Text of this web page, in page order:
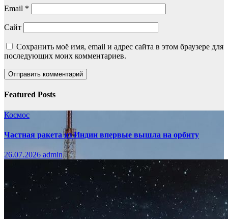
Email *
Сайт
Сохранить моё имя, email и адрес сайта в этом браузере для
последующих моих комментариев.
Featured Posts
Космос
Частная ракета из Индии впервые вышла на орбиту
26.07.2026 admin